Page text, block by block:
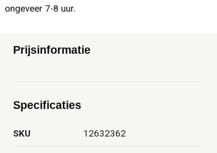
ongeveer 7-8 uur.
Prijsinformatie
Specificaties
SKU 12632362